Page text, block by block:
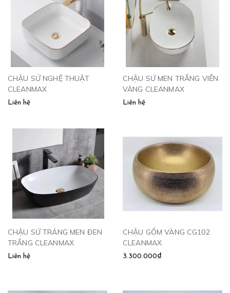
CHẬU SỨ NGHỆ THUẬT
CLEANMAX
Liên hệ
CHẬU SỨ MEN TRẮNG VIỀN
VÀNG CLEANMAX
Liên hệ
CHẬU SỨ TRÁNG MEN ĐEN
TRẮNG CLEANMAX
Liên hệ
CHẬU GỐM VÀNG CG102
CLEANMAX
3.300.000₫